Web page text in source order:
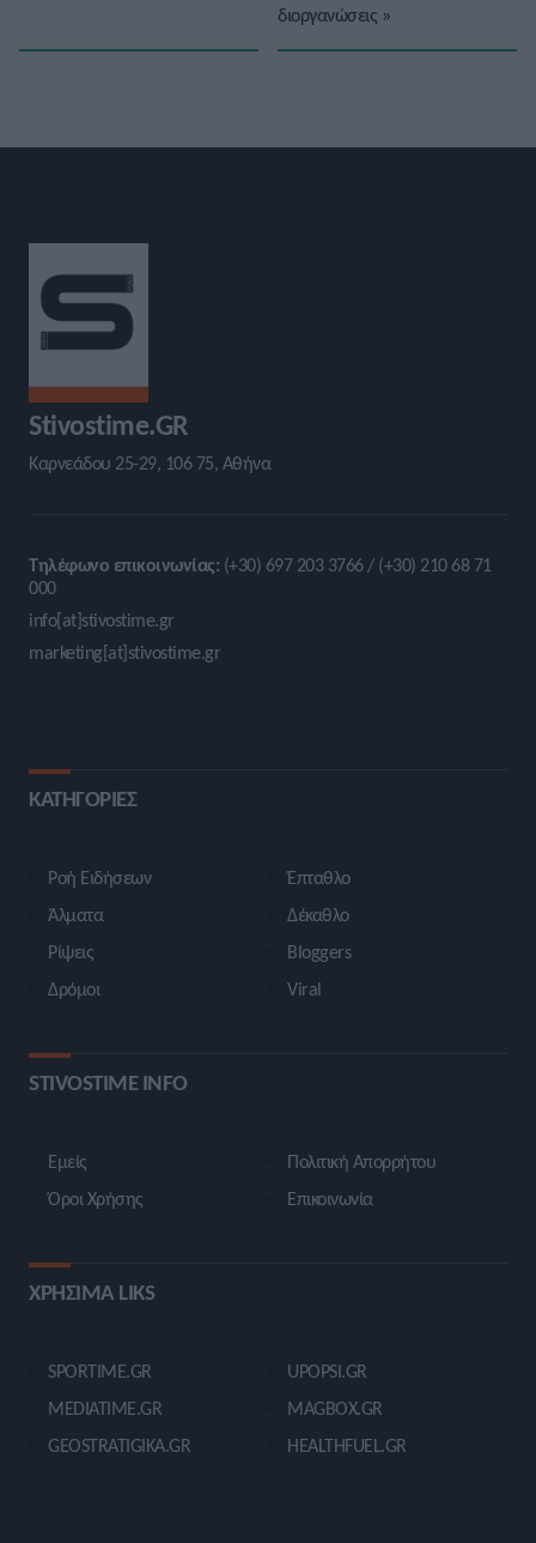
διοργανώσεις »
Stivostime.GR
Καρνεάδου 25-29, 106 75, Αθήνα
Τηλέφωνο επικοινωνίας: (+30) 697 203 3766 / (+30) 210 68 71
000
info[at]stivostime.gr
marketing[at]stivostime.gr
ΚΑΤΗΓΟΡΙΕΣ
Ροή Ειδήσεων
Άλματα
Ρίψεις
Δρόμοι
Έπταθλο
Δέκαθλο
Bloggers
Viral
STIVOSTIME INFO
Εμείς
Όροι Χρήσης
Πολιτική Απορρήτου
Επικοινωνία
ΧΡΗΣΙΜΑ LIKS
SPORTIME.GR
MEDIATIME.GR
GEOSTRATIGIKA.GR
UPOPSI.GR
MAGBOX.GR
HEALTHFUEL.GR